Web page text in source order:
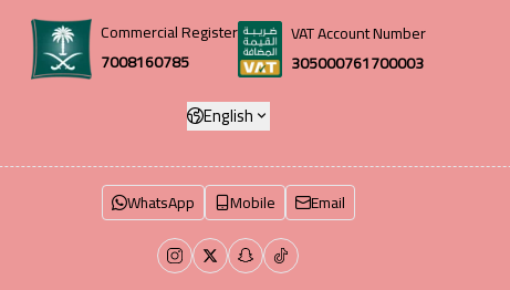
Commercial Register
7008160785
VAT Account Number
305000761700003
English
WhatsApp Mobile Email